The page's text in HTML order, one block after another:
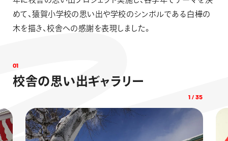
めて、猿賀小学校の思い出や学校のシンボルである白樺の
木を描き、校舎への感謝を表現しました。
01
校舎の思い出ギャラ リ ー
1 /35